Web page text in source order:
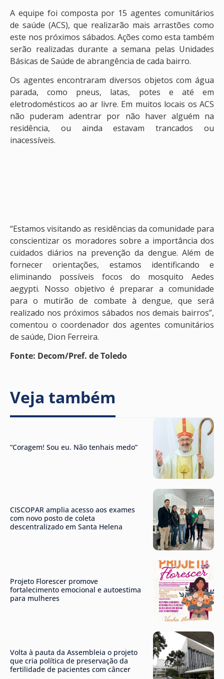
A equipe foi composta por 15 agentes comunitários
de saúde (ACS), que realizarão mais arrastões como
este nos próximos sábados. Ações como esta também
serão realizadas durante a semana pelas Unidades
Básicas de Saúde de abrangência de cada bairro.
Os agentes encontraram diversos objetos com água
parada, como pneus, latas, potes e até em
eletrodomésticos ao ar livre. Em muitos locais os ACS
não puderam adentrar por não haver alguém na
residência, ou ainda estavam trancados ou
inacessíveis.
“Estamos visitando as residências da comunidade para
conscientizar os moradores sobre a importância dos
cuidados diários na prevenção da dengue. Além de
fornecer orientações, estamos identificando e
eliminando possíveis focos do mosquito Aedes
aegypti. Nosso objetivo é preparar a comunidade
para o mutirão de combate à dengue, que será
realizado nos próximos sábados nos demais bairros”,
comentou o coordenador dos agentes comunitários
de saúde, Dion Ferreira.
Fonte: Decom/Pref. de Toledo
Veja também
“Coragem! Sou eu. Não tenhais medo”
CISCOPAR amplia acesso aos exames
com novo posto de coleta
descentralizado em Santa Helena
Projeto Florescer promove
fortalecimento emocional e autoestima
para mulheres
Volta à pauta da Assembleia o projeto
que cria política de preservação da
fertilidade de pacientes com câncer